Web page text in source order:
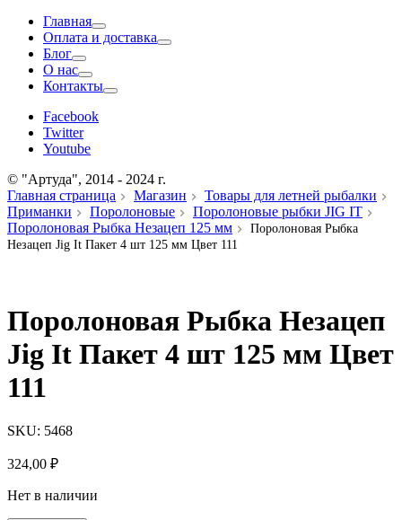
Главная
Оплата и доставка
Блог
О нас
Контакты
Facebook
Twitter
Youtube
© "Артуда", 2014 - 2024 г.
Главная страница
Магазин
Товары для летней рыбалки
Приманки
Поролоновые
Поролоновые рыбки JIG IT
Поролоновая Рыбка Незацеп 125 мм
Поролоновая Рыбка
Незацеп Jig It Пакет 4 шт 125 мм Цвет 111
Поролоновая Рыбка Незацеп
Jig It Пакет 4 шт 125 мм Цвет
111
SKU: 5468
324,00 ₽
Нет в наличии